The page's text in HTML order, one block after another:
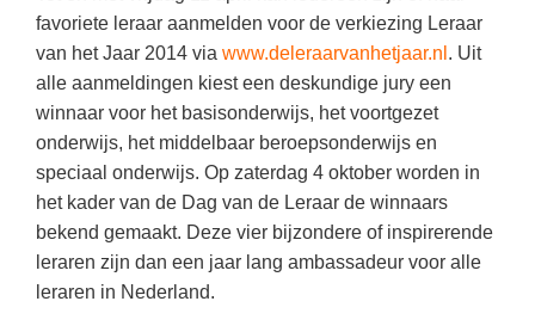
Digitaal onderwijs
Cito toets
Eindexamens
iPad scholen
NIEUWSARCHIEF
Augustus 2026
Juli 2026
verpakking tot nieuwe grondstof’
Gastles Zeebenen in de klas
Cursus Leer het heelal begrijpen
Van verdunningscalculator tot
practicumvoorbereiding: gratis online
hulpmiddelen voor science-docenten en
TOA's
DGM in de klas
Engels(18)
Techniek
Open vacature(16)
Duits(15)
Lichamelijke opvoeding(13)
Economie(12)
Kerst kleurplaten
PUZZELS
Woordpuzzels
Kruiswoordpuzzels
LEUK IN DE KLAS
Raadsels
Rebussen
Biologie
Burgerschap
Duits
Economie
Engels
Filosofie
Boek: Kleine werelden van het zonnestelsel
Leren met klassieke muziek
Lasermachine voor het onderwijs
Lasergraaf
Onderwijs opleidingen
Gratis lesmateriaal Dove self-esteem
Ontdek Memo voor de onderbouw zelf!
favoriete leraar aanmelden voor de verkiezing Leraar
van het Jaar 2014 via www.deleraarvanhetjaar.nl . Uit
alle aanmeldingen kiest een deskundige jury een
winnaar voor het basisonderwijs, het voortgezet
onderwijs, het middelbaar beroepsonderwijs en
speciaal onderwijs. Op zaterdag 4 oktober worden in
het kader van de Dag van de Leraar de winnaars
bekend gemaakt. Deze vier bijzondere of inspirerende
leraren zijn dan een jaar lang ambassadeur voor alle
leraren in Nederland.